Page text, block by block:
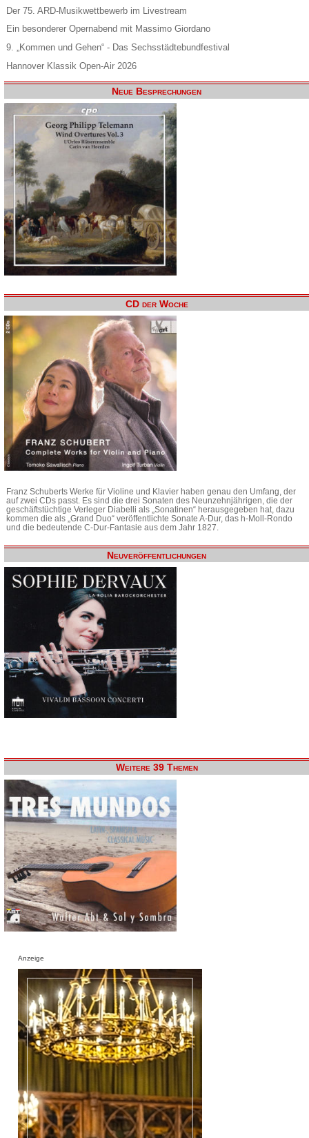
Der 75. ARD-Musikwettbewerb im Livestream
Ein besonderer Opernabend mit Massimo Giordano
9. „Kommen und Gehen“ - Das Sechsstädtebundfestival
Hannover Klassik Open-Air 2026
Neue Besprechungen
CD der Woche
Franz Schuberts Werke für Violine und Klavier haben genau den Umfang, der
auf zwei CDs passt. Es sind die drei Sonaten des Neunzehnjährigen, die der
geschäftstüchtige Verleger Diabelli als „Sonatinen“ herausgegeben hat, dazu
kommen die als „Grand Duo“ veröffentlichte Sonate A-Dur, das h-Moll-Rondo
und die bedeutende C-Dur-Fantasie aus dem Jahr 1827.
Neuveröffentlichungen
Weitere 39 Themen
Anzeige